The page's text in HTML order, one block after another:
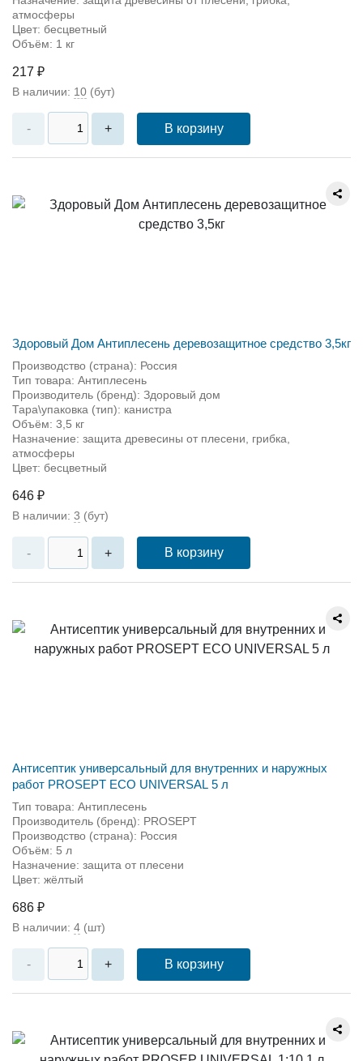
атмосферы
Цвет: бесцветный
Объём: 1 кг
217 ₽
В наличии: 10 (бут)
- + В корзину
Здоровый Дом Антиплесень деревозащитное средство 3,5кг
Производство (страна): Россия
Тип товара: Антиплесень
Производитель (бренд): Здоровый дом
Тара\упаковка (тип): канистра
Объём: 3,5 кг
Назначение: защита древесины от плесени, грибка,
атмосферы
Цвет: бесцветный
646 ₽
В наличии: 3 (бут)
- + В корзину
Антисептик универсальный для внутренних и наружных
работ PROSEPT ECO UNIVERSAL 5 л
Тип товара: Антиплесень
Производитель (бренд): PROSEPT
Производство (страна): Россия
Объём: 5 л
Назначение: защита от плесени
Цвет: жёлтый
686 ₽
В наличии: 4 (шт)
- + В корзину